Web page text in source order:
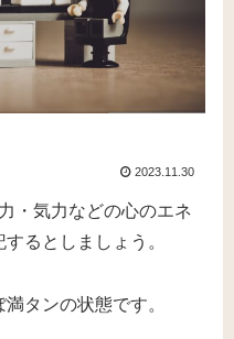
2023.11.30
・気力などの心のエネ
るとしましょう。
タンの状態です。